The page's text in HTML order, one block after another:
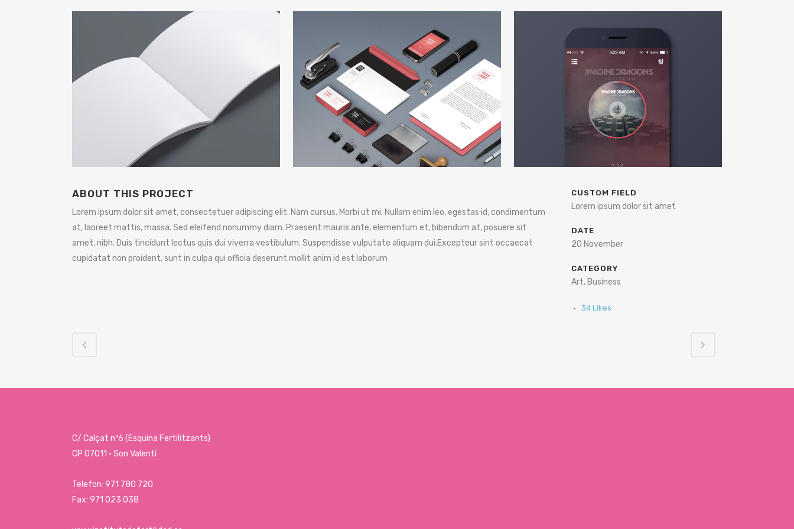
ABOUT THIS PROJECT
Lorem ipsum dolor sit amet, consectetuer adipiscing elit. Nam cursus. Morbi ut mi. Nullam enim leo, egestas id, condimentum
at, laoreet mattis, massa. Sed eleifend nonummy diam. Praesent mauris ante, elementum et, bibendum at, posuere sit
amet, nibh. Duis tincidunt lectus quis dui viverra vestibulum. Suspendisse vulputate aliquam dui.Excepteur sint occaecat
cupidatat non proident, sunt in culpa qui officia deserunt mollit anim id est laborum
CUSTOM FIELD
Lorem ipsum dolor sit amet
DATE
20 November
CATEGORY
Art, Business
34 Likes
C/ Calçat nº6 (Esquina Fertilitzants)
CP 07011 · Son Valentí
Telefon: 971 780 720
Fax: 971 023 038